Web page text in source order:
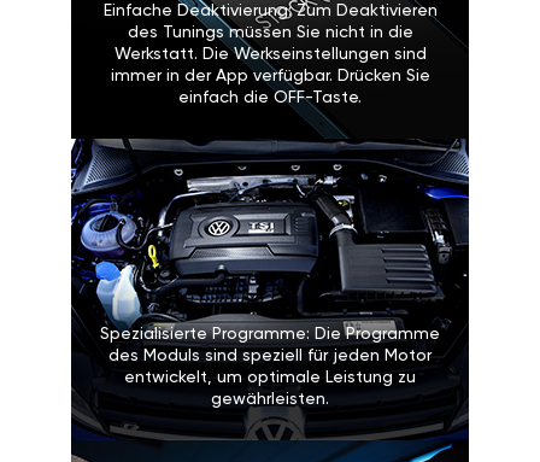
des Tunings müssen Sie nicht in die
Werkstatt. Die Werkseinstellungen sind
immer in der App verfügbar. Drücken Sie
einfach die OFF-Taste.
Spezialisierte Programme: Die Programme
des Moduls sind speziell für jeden Motor
entwickelt, um optimale Leistung zu
gewährleisten.